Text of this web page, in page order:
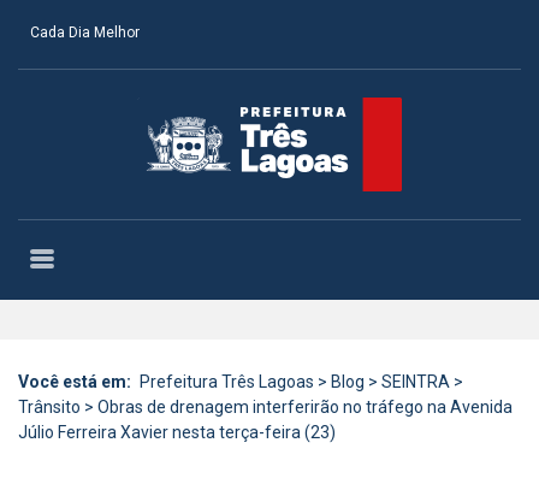
Cada Dia Melhor
Você está em: Prefeitura Três Lagoas > Blog > SEINTRA >
Trânsito > Obras de drenagem interferirão no tráfego na Avenida
Júlio Ferreira Xavier nesta terça-feira (23)